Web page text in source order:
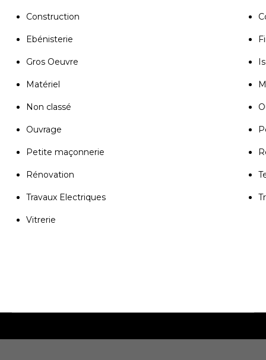
Construction
Ebénisterie
Gros Oeuvre
Matériel
Non classé
Ouvrage
Petite maçonnerie
Rénovation
Travaux Electriques
Vitrerie